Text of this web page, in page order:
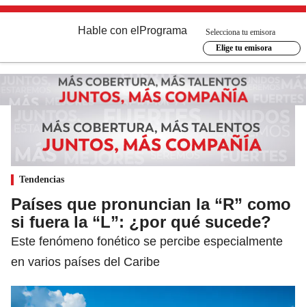
Hable con el Programa
Selecciona tu emisora
Elige tu emisora
Tendencias
Países que pronuncian la “R” como
si fuera la “L”: ¿por qué sucede?
Este fenómeno fonético se percibe especialmente
en varios países del Caribe